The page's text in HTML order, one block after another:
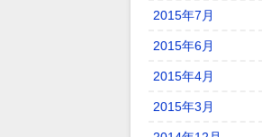
2015年7月
2015年6月
2015年4月
2015年3月